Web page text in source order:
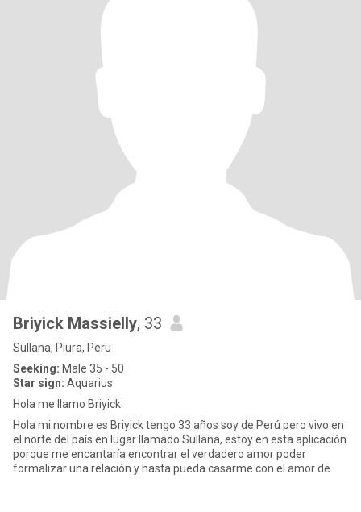
Briyick Massielly, 33
Sullana, Piura, Peru
Seeking: Male 35 - 50
Star sign: Aquarius
Hola me llamo Briyick
Hola mi nombre es Briyick tengo 33 años soy de Perú pero vivo en
el norte del país en lugar llamado Sullana, estoy en esta aplicación
porque me encantaría encontrar el verdadero amor poder
formalizar una relación y hasta pueda casarme con el amor de